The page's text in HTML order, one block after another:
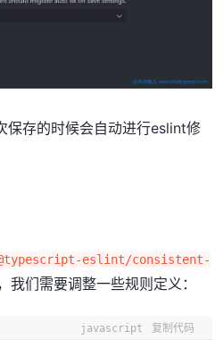
保存的时候会自动进行eslint修
eslint/consistent-
我们需要调整一些规则定义：
javascript 复制代码